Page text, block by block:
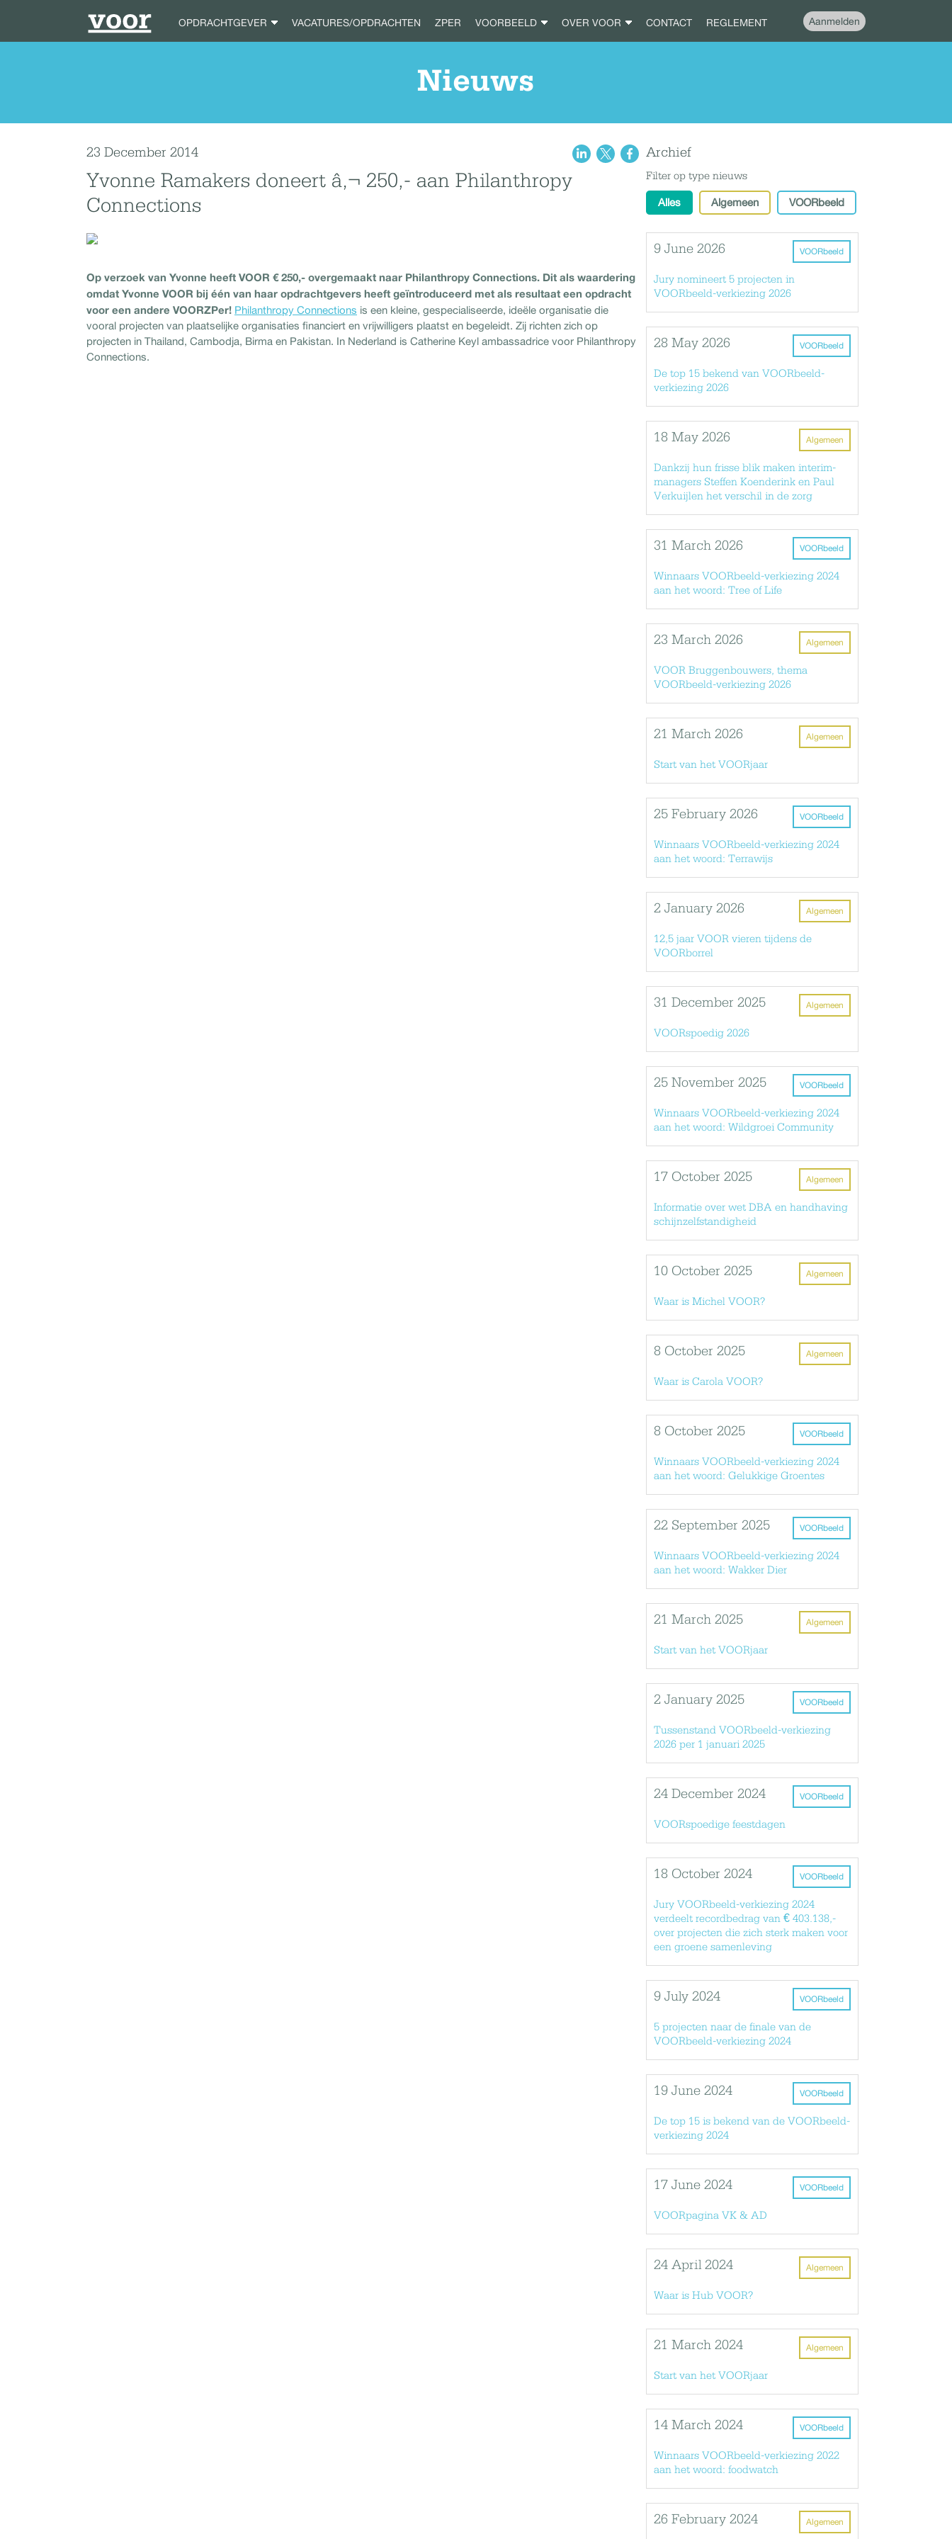
OPDRACHTGEVER VACATURES/OPDRACHTEN ZPER VOORBEELD OVER VOOR CONTACT REGLEMENT Aanmelden
Nieuws
23 December 2014
Yvonne Ramakers doneert â‚¬ 250,- aan Philanthropy
Connections
Op verzoek van Yvonne heeft VOOR € 250,- overgemaakt naar Philanthropy Connections. Dit als waardering
omdat Yvonne VOOR bij één van haar opdrachtgevers heeft geïntroduceerd met als resultaat een opdracht
voor een andere VOORZPer! Philanthropy Connections is een kleine, gespecialiseerde, ideële organisatie die
vooral projecten van plaatselijke organisaties financiert en vrijwilligers plaatst en begeleidt. Zij richten zich op
projecten in Thailand, Cambodja, Birma en Pakistan. In Nederland is Catherine Keyl ambassadrice voor Philanthropy
Connections.
Archief
Filter op type nieuws
Alles Algemeen VOORbeeld
VOORbeeld
9 June 2026
Jury nomineert 5 projecten in
VOORbeeld-verkiezing 2026
VOORbeeld
28 May 2026
De top 15 bekend van VOORbeeld-
verkiezing 2026
Algemeen
18 May 2026
Dankzij hun frisse blik maken interim-
managers Steffen Koenderink en Paul
Verkuijlen het verschil in de zorg
VOORbeeld
31 March 2026
Winnaars VOORbeeld-verkiezing 2024
aan het woord: Tree of Life
Algemeen
23 March 2026
VOOR Bruggenbouwers, thema
VOORbeeld-verkiezing 2026
Algemeen
21 March 2026
Start van het VOORjaar
VOORbeeld
25 February 2026
Winnaars VOORbeeld-verkiezing 2024
aan het woord: Terrawijs
Algemeen
2 January 2026
12,5 jaar VOOR vieren tijdens de
VOORborrel
Algemeen
31 December 2025
VOORspoedig 2026
VOORbeeld
25 November 2025
Winnaars VOORbeeld-verkiezing 2024
aan het woord: Wildgroei Community
Algemeen
17 October 2025
Informatie over wet DBA en handhaving
schijnzelfstandigheid
Algemeen
10 October 2025
Waar is Michel VOOR?
Algemeen
8 October 2025
Waar is Carola VOOR?
VOORbeeld
8 October 2025
Winnaars VOORbeeld-verkiezing 2024
aan het woord: Gelukkige Groentes
VOORbeeld
22 September 2025
Winnaars VOORbeeld-verkiezing 2024
aan het woord: Wakker Dier
Algemeen
21 March 2025
Start van het VOORjaar
VOORbeeld
2 January 2025
Tussenstand VOORbeeld-verkiezing
2026 per 1 januari 2025
VOORbeeld
24 December 2024
VOORspoedige feestdagen
VOORbeeld
18 October 2024
Jury VOORbeeld-verkiezing 2024
verdeelt recordbedrag van € 403.138,-
over projecten die zich sterk maken voor
een groene samenleving
VOORbeeld
9 July 2024
5 projecten naar de finale van de
VOORbeeld-verkiezing 2024
VOORbeeld
19 June 2024
De top 15 is bekend van de VOORbeeld-
verkiezing 2024
VOORbeeld
17 June 2024
VOORpagina VK & AD
Algemeen
24 April 2024
Waar is Hub VOOR?
Algemeen
21 March 2024
Start van het VOORjaar
VOORbeeld
14 March 2024
Winnaars VOORbeeld-verkiezing 2022
aan het woord: foodwatch
Algemeen
26 February 2024